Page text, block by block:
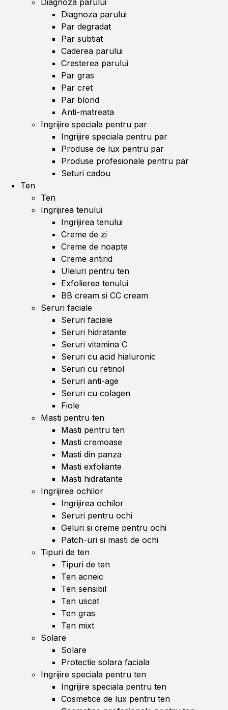
Diagnoza parului
Diagnoza parului
Par degradat
Par subtiat
Caderea parului
Cresterea parului
Par gras
Par cret
Par blond
Anti-matreata
Ingrijire speciala pentru par
Ingrijire speciala pentru par
Produse de lux pentru par
Produse profesionale pentru par
Seturi cadou
Ten
Ten
Ingrijirea tenului
Ingrijirea tenului
Creme de zi
Creme de noapte
Creme antirid
Uleiuri pentru ten
Exfolierea tenului
BB cream si CC cream
Seruri faciale
Seruri faciale
Seruri hidratante
Seruri vitamina C
Seruri cu acid hialuronic
Seruri cu retinol
Seruri anti-age
Seruri cu colagen
Fiole
Masti pentru ten
Masti pentru ten
Masti cremoase
Masti din panza
Masti exfoliante
Masti hidratante
Ingrijirea ochilor
Ingrijirea ochilor
Seruri pentru ochi
Geluri si creme pentru ochi
Patch-uri si masti de ochi
Tipuri de ten
Tipuri de ten
Ten acneic
Ten sensibil
Ten uscat
Ten gras
Ten mixt
Solare
Solare
Protectie solara faciala
Ingrijire speciala pentru ten
Ingrijire speciala pentru ten
Cosmetice de lux pentru ten